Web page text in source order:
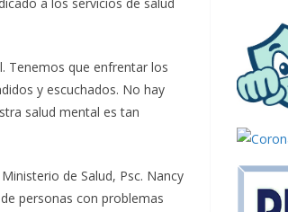
Tenemos que enfrentar los
y escuchados. No hay
salud mental es tan
de Salud, Psc. Nancy
personas con problemas